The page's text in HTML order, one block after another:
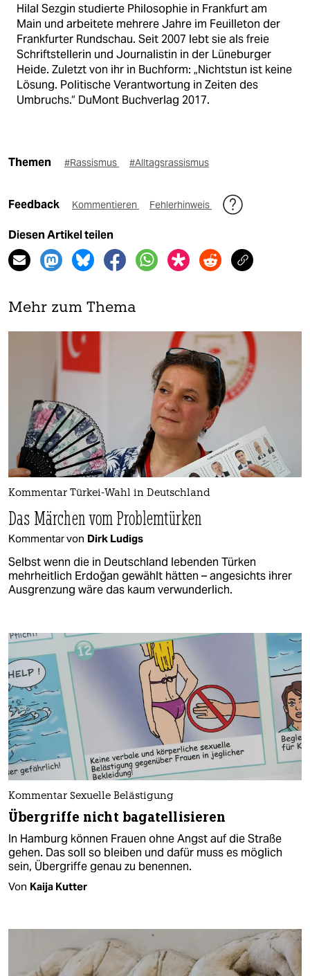
Hilal Sezgin studierte Philosophie in Frankfurt am
Main und arbeitete mehrere Jahre im Feuilleton der
Frankfurter Rundschau. Seit 2007 lebt sie als freie
Schriftstellerin und Journalistin in der Lüneburger
Heide. Zuletzt von ihr in Buchform: „Nichtstun ist keine
Lösung. Politische Verantwortung in Zeiten des
Umbruchs.“ DuMont Buchverlag 2017.
Themen #Rassismus #Alltagsrassismus
Feedback Kommentieren Fehlerhinweis
Diesen Artikel teilen
Mehr zum Thema
Kommentar Türkei-Wahl in Deutschland
Das Märchen vom Problemtürken
Kommentar von Dirk Ludigs
Selbst wenn die in Deutschland lebenden Türken
mehrheitlich Erdoğan gewählt hätten – angesichts ihrer
Ausgrenzung wäre das kaum verwunderlich.
Kommentar Sexuelle Belästigung
Übergriffe nicht bagatellisieren
In Hamburg können Frauen ohne Angst auf die Straße
gehen. Das soll so bleiben und dafür muss es möglich
sein, Übergriffe genau zu benennen.
Von Kaija Kutter